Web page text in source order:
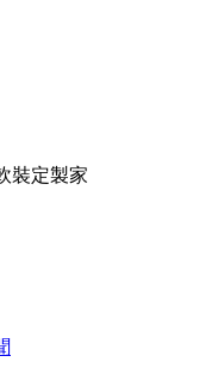
裝定製家